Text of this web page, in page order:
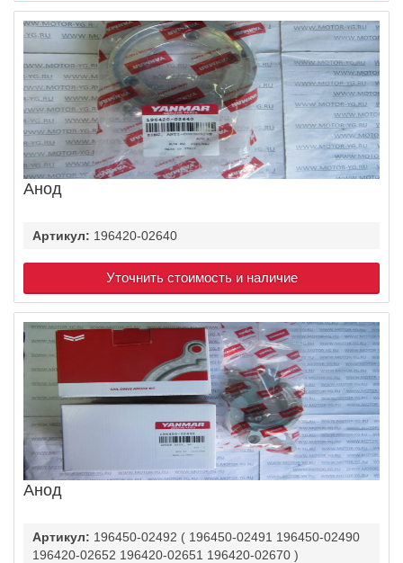
Анод
Артикул: 196420-02640
Уточнить стоимость и наличие
Анод
Артикул: 196450-02492 ( 196450-02491 196450-02490
196420-02652 196420-02651 196420-02670 )